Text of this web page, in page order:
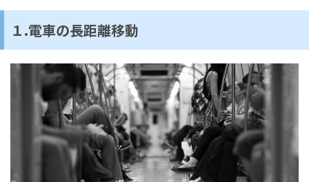
１.電車の長距離移動